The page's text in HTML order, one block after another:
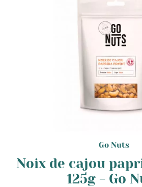
Go Nuts
Noix de cajou
125g - Go